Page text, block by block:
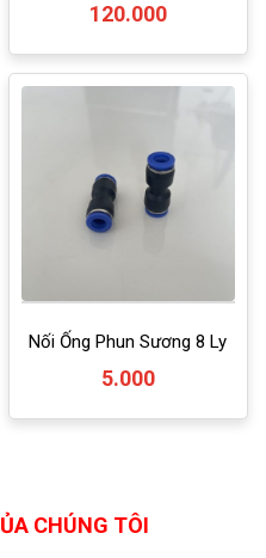
120.000
Nối Ống Phun Sương 8 Ly
5.000
CHÚNG TÔI